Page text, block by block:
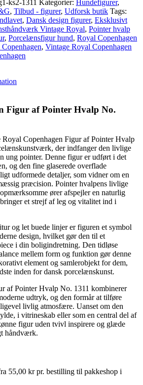
ks2-1311 Kategorier: Hundefigurer,
, Tilbud - figurer, Udforsk butik Tags:
, Dansk design figurer, Eksklusivt
Vintage Royal, Pointer hvalp
, Porcelænsfigur hund, Royal Copenhagen
, Vintage Royal Copenhagen
Figur af Pointer Hvalp No.
Royal Copenhagen Figur af Pointer Hvalp
der indfanger den livlige
ung pointer. Denne figur er udført i det
og den fine glaserede overflade
udformede detaljer, som vidner om en
præcision. Pointer hvalpens livlige
ører afspejler en naturlig
et strejf af leg og vitalitet ind i
og let buede linjer er figuren et symbol
design, hvilket gør den til et
i din boligindretning. Den tidløse
mellem form og funktion gør denne
element og samlerobjekt for dem,
inden for dansk porcelænskunst.
af Pointer Hvalp No. 1311 kombinerer
udtryk, og den formår at tilføre
livlig atmosfære. Uanset om den
i vitrineskab eller som en central del af
figur uden tvivl inspirere og glæde
håndværk.
55,00 kr pr. bestilling til pakkeshop i